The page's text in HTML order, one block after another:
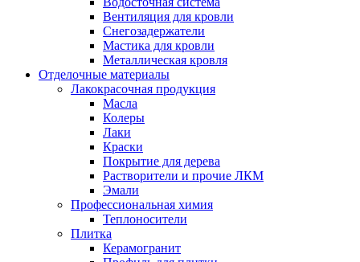
Вентиляция для кровли
Снегозадержатели
Мастика для кровли
Металлическая кровля
Отделочные материалы
Лакокрасочная продукция
Масла
Колеры
Лаки
Краски
Покрытие для дерева
Растворители и прочие ЛКМ
Эмали
Профессиональная химия
Теплоносители
Плитка
Керамогранит